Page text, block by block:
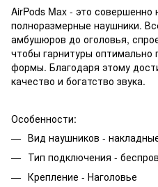
AirPods Max - это совершенно
полноразмерные наушники.
амбушюров до оголовья,
чтобы гарнитуры оптимально
формы. Благодаря этому
качество и богатство звука.
Особенности:
Вид наушников -
Тип подключения -
Крепление - Наголовье